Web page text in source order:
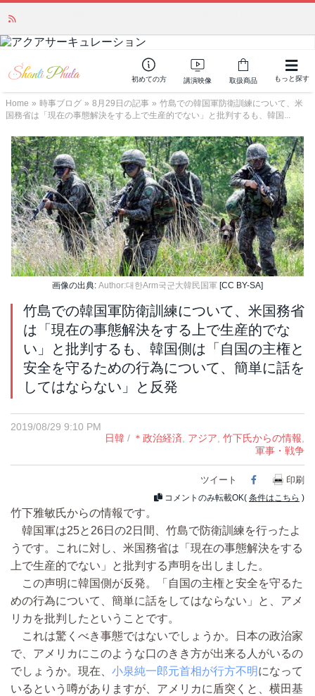
初めての方 講演映像 取扱商品 もっと探す
Home » 時事ブログ » 8月29日の記事 » 竹島での韓国軍防衛訓練について、米
国務省は「現在の事態解決をする上で生産的でない」と批判するも、韓国...
画像の出典: Author:대한Arm국군大韓民国軍 [CC BY-SA]
竹島での韓国軍防衛訓練について、米国務省
は「現在の事態解決をする上で生産的でな
い」と批判するも、韓国側は「自国の主権と
安全を守るための行為について、簡単に話を
してはならない」と反発
2019/08/29 9:10 PM
日韓 / ＊政治経済, アジア, 竹下氏からの情報,
軍事・戦争
ツイート Facebook
印刷
コメントのみ転載OK( 条件はこちら )
竹下雅敏氏からの情報です。
韓国軍は25と26日の2日間、竹島で防衛訓練を行ったよ
うです。これに対し、米国務省は「現在の事態解決をする
上で生産的でない」と批判する声明を出しました。
この声明に韓国側が反発。「自国の主権と安全を守るた
めの行為について、簡単に話をしてはならない」と、アメ
リカを批判したということです。
これは驚くべき事態ではないでしょうか。日本の政治家
で、アメリカにこのような口のきき方が出来る人がいるの
でしょうか。現在、 小泉純一郎元首相が行方不明になって
いるという噂がありますが、アメリカに盾突くと、横田基